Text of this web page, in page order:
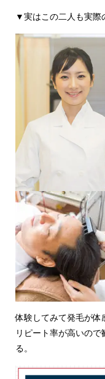
▼実はこの二人も実際
体験してみて発毛が体
リピート率が高いの
る。